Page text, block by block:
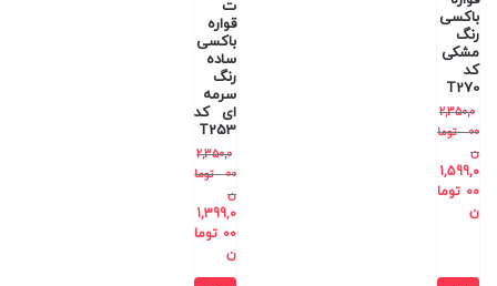
باکسی
رنگ
مشکی
کد
T270
2,350,0
00
توما
ن
1,599,0
00 توما
ن
ت
قواره
باکسی
ساده
رنگ
سرمه
ای کد
T253
2,350,0
00
توما
ن
1,399,0
00 توما
ن